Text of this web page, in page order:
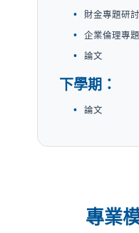
財金專題研
企業倫理專題
論文
下學期：
論文
專業